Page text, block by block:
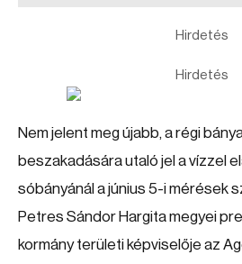
Hirdetés
Hirdetés
Nem jelent meg újabb, a régi
beszakadására utaló jel a vízzel
sóbányánál a június 5-i mérések
Petres Sándor Hargita megyei
kormány területi képviselője az